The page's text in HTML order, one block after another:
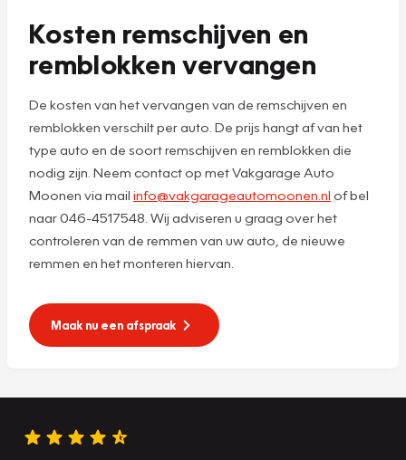
Kosten remschijven en
remblokken vervangen
De kosten van het vervangen van de remschijven en
remblokken verschilt per auto. De prijs hangt af van het
type auto en de soort remschijven en remblokken die
nodig zijn. Neem contact op met Vakgarage Auto
Moonen via mail info@vakgarageautomoonen.nl of bel
naar 046-4517548. Wij adviseren u graag over het
controleren van de remmen van uw auto, de nieuwe
remmen en het monteren hiervan.
Maak nu een afspraak